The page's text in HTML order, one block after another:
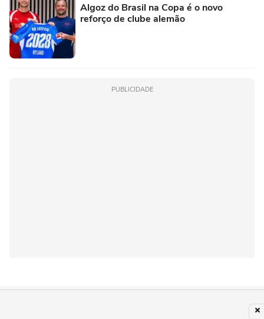
Algoz do Brasil na Copa é o novo
reforço de clube alemão
PUBLICIDADE